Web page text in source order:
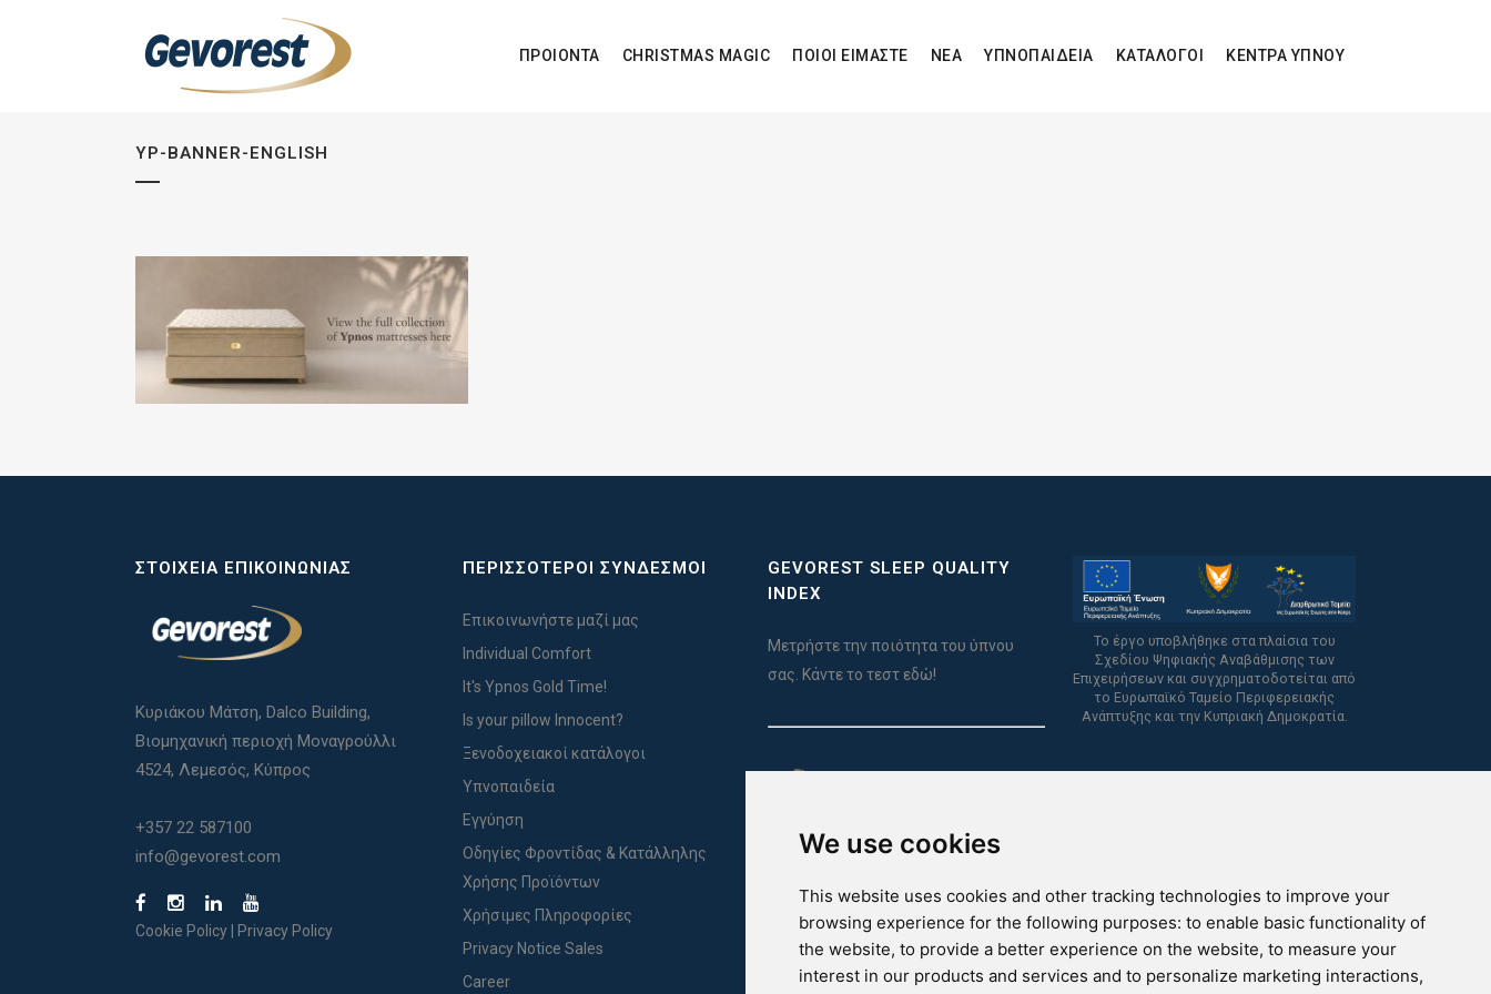
We use cookies
This website uses cookies and other tracking technologies to improve your
browsing experience for the following purposes: to enable basic functionality of
the website, to provide a better experience on the website, to measure your
interest in our products and services and to personalize marketing interactions,
ΠΡΟΙΟΝΤΑ CHRISTMAS MAGIC ΠΟΙΟΙ ΕΙΜΑΣΤΕ ΝΕΑ ΥΠΝΟΠΑΙΔΕΙΑ ΚΑΤΑΛΟΓΟΙ ΚΕΝΤΡΑ ΥΠΝΟΥ
YP-BANNER-ENGLISH
ΣΤΟΙΧΕΊΑ ΕΠΙΚΟΙΝΩΝΊΑΣ
Κυριάκου Μάτση, Dalco Building,
Βιομηχανική περιοχή Μοναγρούλλι
4524, Λεμεσός, Κύπρος
+357 22 587100
info@gevorest.com
Cookie Policy Privacy Policy
ΠΕΡΙΣΣΟΤΕΡΟΙ ΣΥΝΔΕΣΜΟΙ
Επικοινωνήστε μαζί μας
Individual Comfort
It's Ypnos Gold Time!
Is your pillow Innocent?
Ξενοδοχειακοί κατάλογοι
Υπνοπαιδεία
Εγγύηση
Οδηγίες Φροντίδας & Κατάλληλης
Χρήσης Προϊόντων
Χρήσιμες Πληροφορίες
Privacy Notice Sales
Career
GEVOREST SLEEP QUALITY
INDEX
Μετρήστε την ποιότητα του ύπνου
σας. Κάντε το τεστ εδώ!
Το έργο υποβλήθηκε στα πλαίσια του
Σχεδίου Ψηφιακής Αναβάθμισης των
Επιχειρήσεων και συγχρηματοδοτείται από
το Ευρωπαϊκό Ταμείο Περιφερειακής
Ανάπτυξης και την Κυπριακή Δημοκρατία.